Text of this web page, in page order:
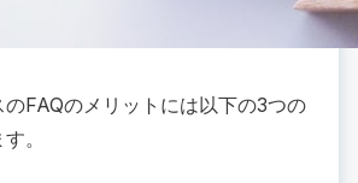
FAQのメリットには以下の3つの
。